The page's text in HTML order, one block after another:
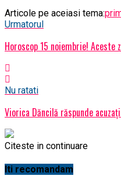
Articole pe aceiasi tema:
Urmatorul
Horoscop 15 noiembrie!
Nu ratati
Viorica Dăncilă răspunde
Citeste in continuare
Iti recomandam